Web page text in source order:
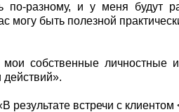
по-разному, и у меня будут
могу быть полезной
собственные личностные
действий».
результате встречи с